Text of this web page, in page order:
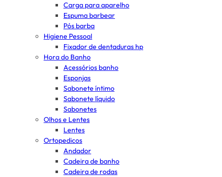
Carga para aparelho
Espuma barbear
Pós barba
Higiene Pessoal
Fixador de dentaduras hp
Hora do Banho
Acessórios banho
Esponjas
Sabonete íntimo
Sabonete líquido
Sabonetes
Olhos e Lentes
Lentes
Ortopedicos
Andador
Cadeira de banho
Cadeira de rodas